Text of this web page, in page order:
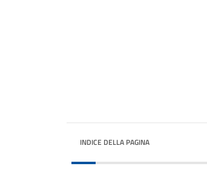
INDICE DELLA PAGINA